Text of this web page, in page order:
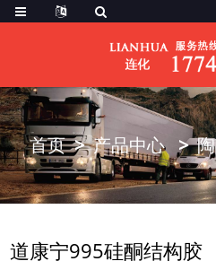
首页 产品中心
道康宁995硅酮结构胶